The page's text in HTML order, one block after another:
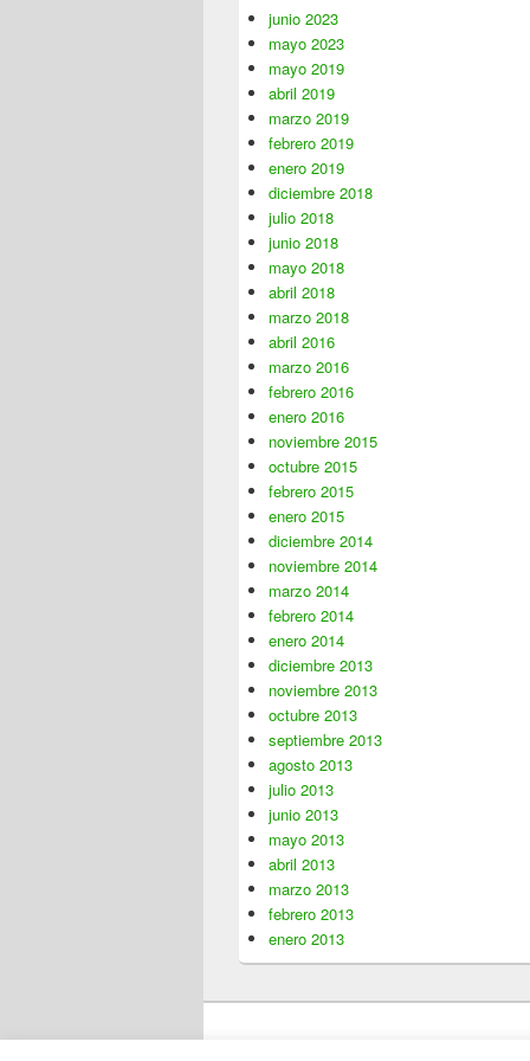
junio 2023
mayo 2023
mayo 2019
abril 2019
marzo 2019
febrero 2019
enero 2019
diciembre 2018
julio 2018
junio 2018
mayo 2018
abril 2018
marzo 2018
abril 2016
marzo 2016
febrero 2016
enero 2016
noviembre 2015
octubre 2015
febrero 2015
enero 2015
diciembre 2014
noviembre 2014
marzo 2014
febrero 2014
enero 2014
diciembre 2013
noviembre 2013
octubre 2013
septiembre 2013
agosto 2013
julio 2013
junio 2013
mayo 2013
abril 2013
marzo 2013
febrero 2013
enero 2013